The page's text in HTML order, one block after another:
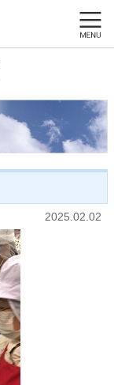
2025.02.02